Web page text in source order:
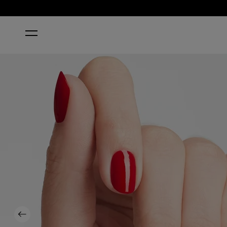
BIG APPLE RED™
Previous